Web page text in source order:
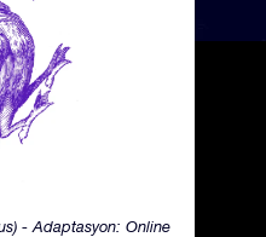
- Adaptasyon: Online